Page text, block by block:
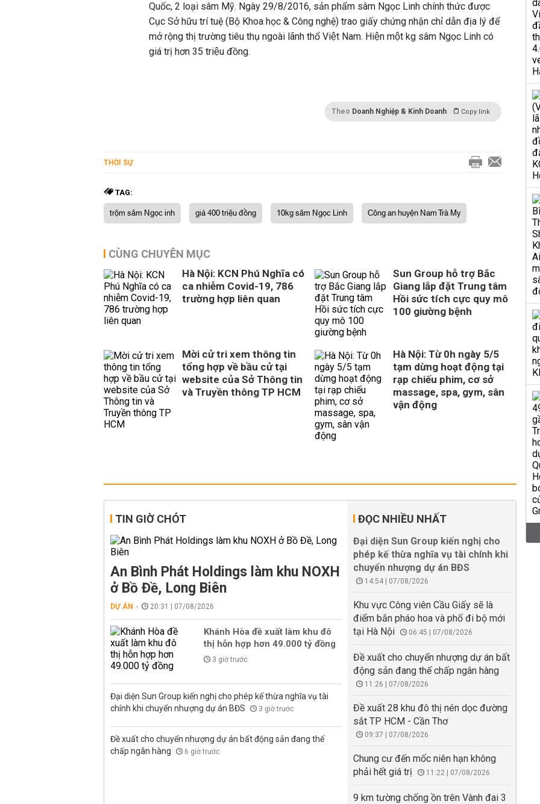
Quốc, 2 loại sâm Mỹ. Ngày 29/8/2016, sản phẩm sâm Ngọc Linh chính thức được
Cục Sở hữu trí tuệ (Bộ Khoa học & Công nghệ) trao giấy chứng nhận chỉ dẫn địa lý để
mở rộng thị trường tiêu thụ ngoài lãnh thổ Việt Nam. Hiện một kg sâm Ngọc Linh có
giá trị hơn 35 triệu đồng.
Theo Doanh Nghiệp & Kinh Doanh Copy link
THỜI SỰ
TAG:
trộm sâm Ngọc inh giá 400 triệu đồng 10kg sâm Ngọc Linh Công an huyện Nam Trà My
CÙNG CHUYÊN MỤC
Hà Nội: KCN Phú Nghĩa có
ca nhiễm Covid-19, 786
trường hợp liên quan
Sun Group hỗ trợ Bắc
Giang lắp đặt Trung tâm
Hồi sức tích cực quy mô
100 giường bệnh
Mời cử tri xem thông tin
tổng hợp về bầu cử tại
website của Sở Thông tin
và Truyền thông TP HCM
Hà Nội: Từ 0h ngày 5/5
tạm dừng hoạt động tại
rạp chiếu phim, cơ sở
massage, spa, gym, sân
vận động
TIN GIỜ CHÓT
An Bình Phát Holdings làm khu NOXH
ở Bồ Đề, Long Biên
DỰ ÁN 20:31 | 07/08/2026
Khánh Hòa đề xuất làm khu đô
thị hỗn hợp hơn 49.000 tỷ đồng
3 giờ trước
Đại diện Sun Group kiến nghị cho phép kế thừa nghĩa vụ tài
chính khi chuyển nhượng dự án BĐS
3 giờ trước
Đề xuất cho chuyển nhượng dự án bất động sản đang thế
chấp ngân hàng
6 giờ trước
ĐỌC NHIỀU NHẤT
Đại diện Sun Group kiến nghị cho
phép kế thừa nghĩa vụ tài chính khi
chuyển nhượng dự án BĐS
14:54 | 07/08/2026
Khu vực Công viên Cầu Giấy sẽ là
điểm bắn pháo hoa và phố đi bộ mới
tại Hà Nội
06:45 | 07/08/2026
Đề xuất cho chuyển nhượng dự án bất
động sản đang thế chấp ngân hàng
11:26 | 07/08/2026
Đề xuất 28 khu đô thị nén dọc đường
sắt TP HCM - Cần Thơ
09:37 | 07/08/2026
Chung cư đến mốc niên hạn không
phải hết giá trị
11:22 | 07/08/2026
9 km tường chống ồn trên Vành đai 3